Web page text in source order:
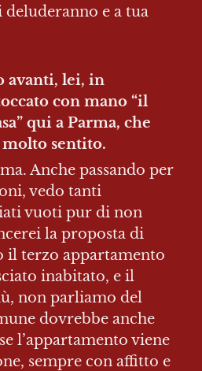
deluderanno e a tua
avanti, lei, in
con mano “il
qui a Parma, che
molto sentito.
Anche passando per
vedo tanti
vuoti pur di non
la proposta di
il terzo appartamento
inabitato, e il
non parliamo del
dovrebbe anche
l’appartamento viene
sempre con affitto e